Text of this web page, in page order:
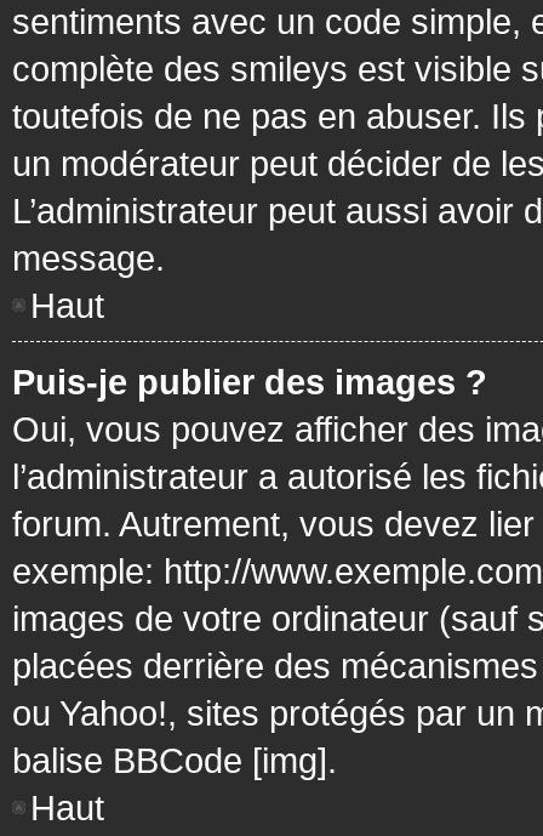
sentiments avec un code simple,
complète des smileys est visible
toutefois de ne pas en abuser.
un modérateur peut décider de
L’administrateur peut aussi avoir
message.
Haut
Puis-je publier des images ?
Oui, vous pouvez afficher des
l’administrateur a autorisé les
forum. Autrement, vous devez
exemple: http://
images de votre ordinateur (sauf
placées derrière des
ou Yahoo!, sites protégés par un
balise BBCode [img].
Haut